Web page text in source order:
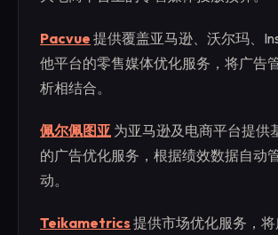
Pacvue 提供覆盖亚马逊、沃尔玛、
他平台的零售媒体优化服务，将广告
析相结合。
佩尔佩图亚 为亚马逊及电商平台提供
的广告优化服务，根据绩效数据自动
动。
Teikametrics 提供市场优化服务，